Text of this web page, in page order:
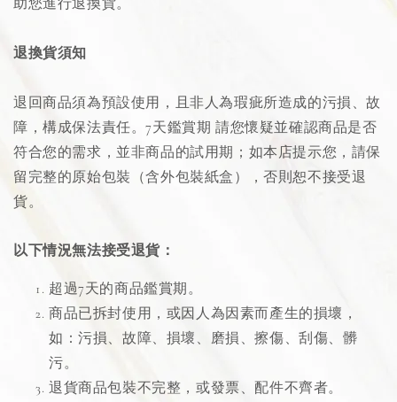
退換貨須知
退回商品須為預設使用，且非人為瑕疵所造成的污損、故
障，構成保法責任。7天鑑賞期 請您懷疑並確認商品是否
符合您的需求，並非商品的試用期；如本店提示您，請保
留完整的原始包裝（含外包裝紙盒），否則恕不接受退
貨。
以下情況無法接受退貨：
超過7天的商品鑑賞期。
商品已拆封使用，或因人為因素而產生的損壞，
如：污損、故障、損壞、磨損、擦傷、刮傷、髒
污。
退貨商品包裝不完整，或發票、配件不齊者。